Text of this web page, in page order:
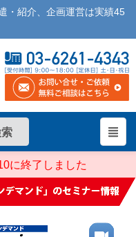
・紹介、企画運営は実績45
に終了しました